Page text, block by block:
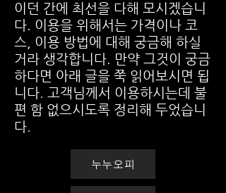
이던 간에 최선을 다해 모시겠습니
다. 이용을 위해서는 가격이나 코
스, 이용 방법에 대해 궁금해 하실
거라 생각합니다. 만약 그것이 궁금
하다면 아래 글을 쭉 읽어보시면 됩
니다. 고객님께서 이용하시는데 불
편 함 없으시도록 정리해 두었습니
다.
누누오피